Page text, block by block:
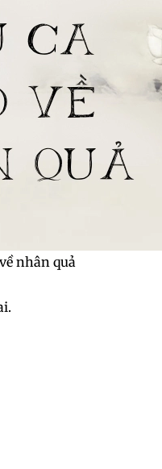
nhân quả